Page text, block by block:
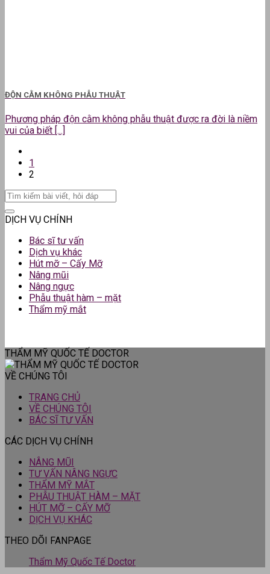
ĐỘN CẰM KHÔNG PHẪU THUẬT
Phương pháp độn cằm không phẫu thuật được ra đời là niềm
vui của biết [...]
1
2
DỊCH VỤ CHÍNH
Bác sĩ tư vấn
Dịch vụ khác
Hút mỡ – Cấy Mỡ
Nâng mũi
Nâng ngực
Phẫu thuật hàm – mặt
Thẩm mỹ mắt
THẨM MỸ QUỐC TẾ DOCTOR
VỀ CHÚNG TÔI
TRANG CHỦ
VỀ CHÚNG TÔI
BÁC SĨ TƯ VẤN
CÁC DỊCH VỤ CHÍNH
NÂNG MŨI
TƯ VẤN NÂNG NGỰC
THẨM MỸ MẮT
PHẪU THUẬT HÀM – MẶT
HÚT MỠ – CẤY MỠ
DỊCH VỤ KHÁC
THEO DÕI FANPAGE
Thẩm Mỹ Quốc Tế Doctor